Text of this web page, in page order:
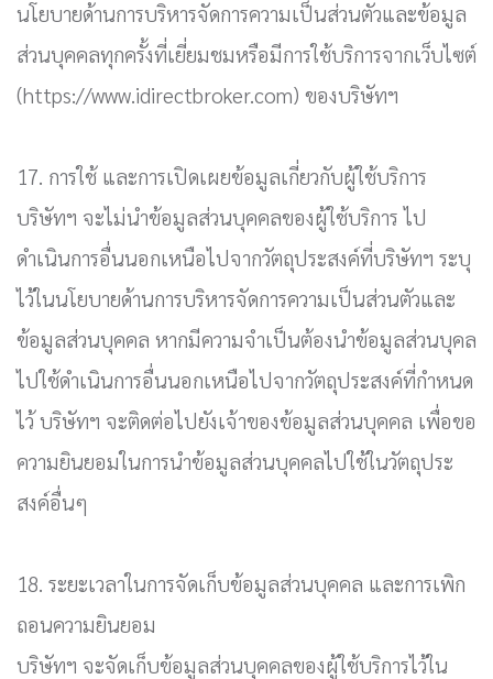
นโยบายด้านการบริหารจัดการความเป็นส่วนตัวและข้อมูล
ส่วนบุคคลทุกครั้งที่เยี่ยมชมหรือมีการใช้บริการจากเว็บไซต์
(https://www.idirectbroker.com) ของบริษัทฯ
17. การใช้ และการเปิดเผยข้อมูลเกี่ยวกับผู้ใช้บริการ
บริษัทฯ จะไม่นำข้อมูลส่วนบุคคลของผู้ใช้บริการ ไป
ดำเนินการอื่นนอกเหนือไปจากวัตถุประสงค์ที่บริษัทฯ ระบุ
ไว้ในนโยบายด้านการบริหารจัดการความเป็นส่วนตัวและ
ข้อมูลส่วนบุคคล หากมีความจำเป็นต้องนำข้อมูลส่วนบุคล
ไปใช้ดำเนินการอื่นนอกเหนือไปจากวัตถุประสงค์ที่กำหนด
ไว้ บริษัทฯ จะติดต่อไปยังเจ้าของข้อมูลส่วนบุคคล เพื่อขอ
ความยินยอมในการนำข้อมูลส่วนบุคคลไปใช้ในวัตถุประ
สงค์อื่นๆ
18. ระยะเวลาในการจัดเก็บข้อมูลส่วนบุคคล และการเพิก
ถอนความยินยอม
บริษัทฯ จะจัดเก็บข้อมูลส่วนบุคคลของผู้ใช้บริการไว้ใน